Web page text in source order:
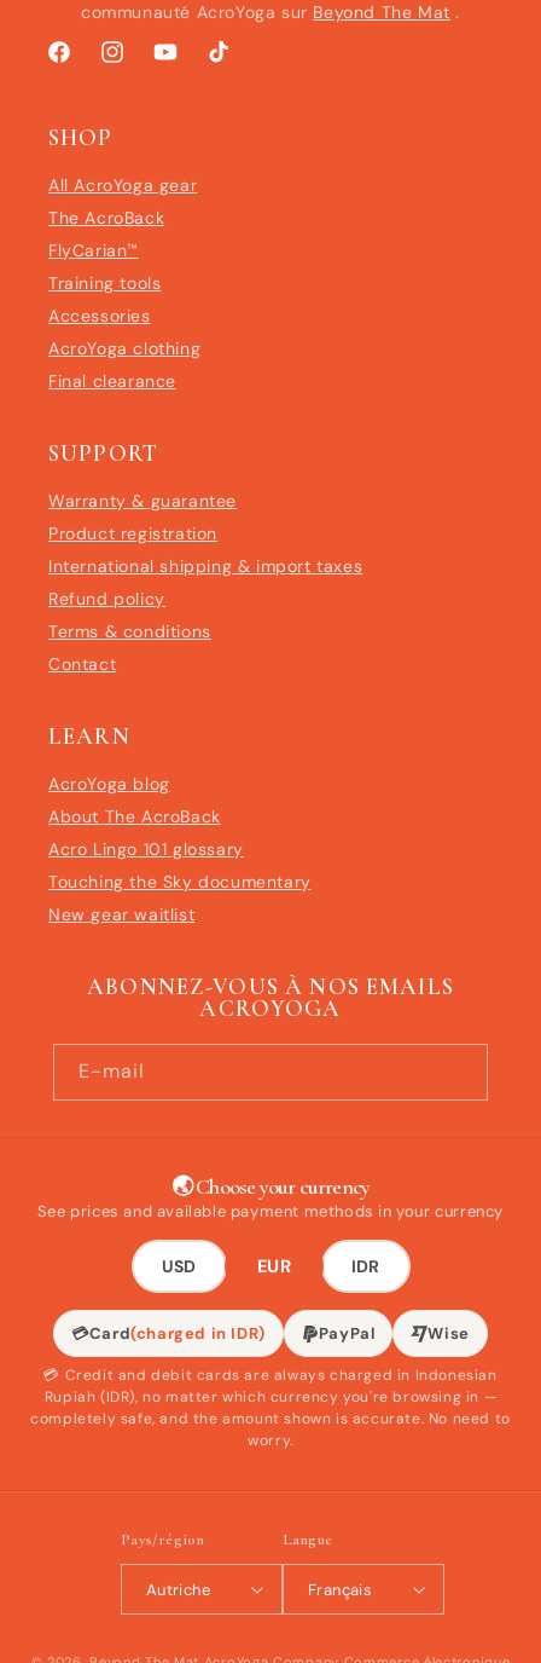
communauté AcroYoga sur Beyond The Mat .
FacebookInstagramYouTubeTikTok
SHOP
All AcroYoga gear
The AcroBack
FlyCarian™
Training tools
Accessories
AcroYoga clothing
Final clearance
SUPPORT
Warranty & guarantee
Product registration
International shipping & import taxes
Refund policy
Terms & conditions
Contact
LEARN
AcroYoga blog
About The AcroBack
Acro Lingo 101 glossary
Touching the Sky documentary
New gear waitlist
ABONNEZ-VOUS À NOS EMAILS
ACROYOGA
E-mail
🌏 Choose your currency
See prices and available payment methods in your currency
USD EUR IDR
💳Card(charged in IDR) PayPal Wise
💳 Credit and debit cards are always charged in Indonesian
Rupiah (IDR), no matter which currency you're browsing in —
completely safe, and the amount shown is accurate. No need to
worry.
Pays/région
Autriche
Langue
Français